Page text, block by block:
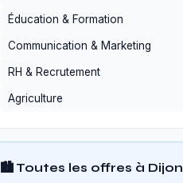
Éducation & Formation
Communication & Marketing
RH & Recrutement
Agriculture
🏙️ Toutes les offres à Dijon